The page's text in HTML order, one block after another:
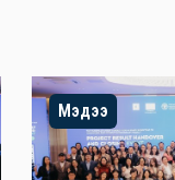
Мэдээ